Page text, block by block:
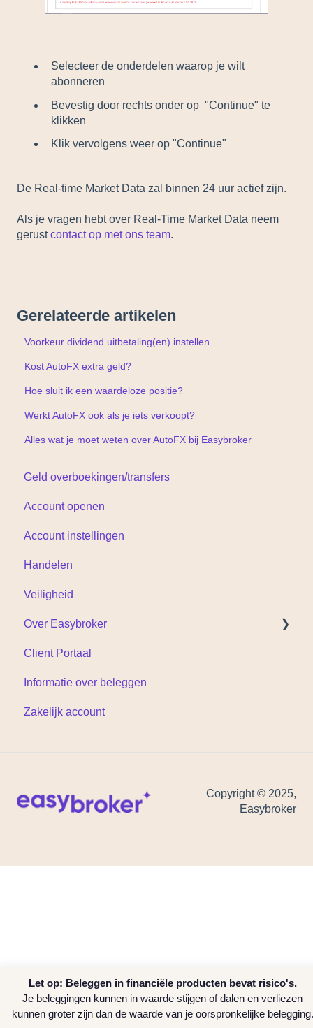
Selecteer de onderdelen waarop je wilt
abonneren
Bevestig door rechts onder op "Continue" te
klikken
Klik vervolgens weer op "Continue"
De Real-time Market Data zal binnen 24 uur actief zijn.
Als je vragen hebt over Real-Time Market Data neem
gerustcontact op met ons team.
Gerelateerde artikelen
Voorkeur dividend uitbetaling(en) instellen
Kost AutoFX extra geld?
Hoe sluit ik een waardeloze positie?
Werkt AutoFX ook als je iets verkoopt?
Alles wat je moet weten over AutoFX bij Easybroker
Geld overboekingen/transfers
Account openen
Account instellingen
Handelen
Veiligheid
Over Easybroker
Documenten
Client Portaal
Informatie over beleggen
Zakelijk account
Copyright © 2025,
Easybroker
Let op: Beleggen in financiële producten bevat risico's.
Je beleggingen kunnen in waarde stijgen of dalen en verliezen
kunnen groter zijn dan de waarde van je oorspronkelijke belegging.